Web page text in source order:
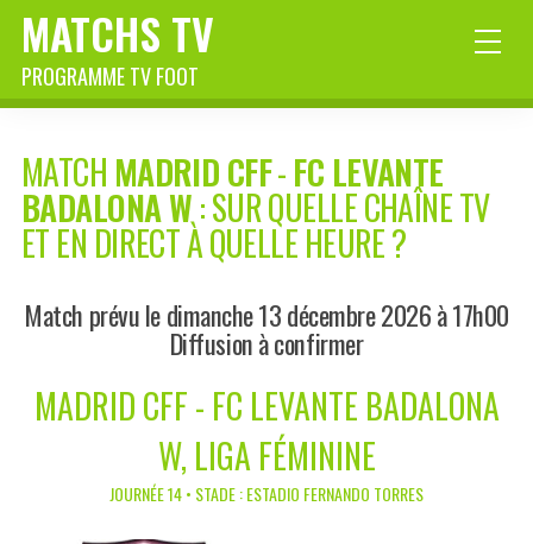
MATCHS TV
PROGRAMME TV FOOT
MATCH MADRID CFF-FC LEVANTE
BADALONA W: SUR QUELLE CHAÎNE TV
ET EN DIRECT À QUELLE HEURE ?
Match prévu le dimanche 13 décembre 2026 à 17h00
Diffusion à confirmer
MADRID CFF - FC LEVANTE BADALONA
W, LIGA FÉMININE
JOURNÉE 14 • STADE : ESTADIO FERNANDO TORRES